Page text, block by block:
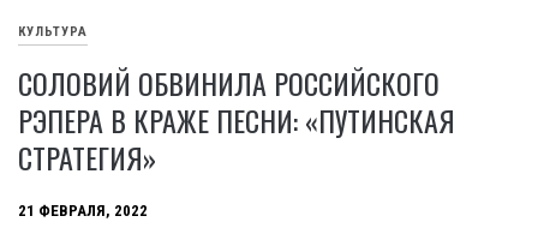
КУЛЬТУРА
СОЛОВИЙ ОБВИНИЛА РОССИЙСКОГО
РЭПЕРА В КРАЖЕ ПЕСНИ: «ПУТИНСКАЯ
СТРАТЕГИЯ»
21 ФЕВРАЛЯ, 2022